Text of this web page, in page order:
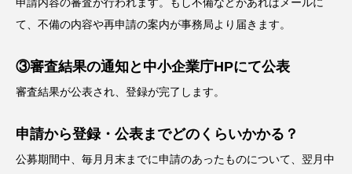
て、不備の内容や再申請の案内が事務局より届きます。
③審査結果の通知と中小企業庁HPにて公表
審査結果が公表され、登録が完了します。
申請から登録・公表までどのくらいかかる？
公募期間中、毎月月末までに申請のあったものについて、翌月中